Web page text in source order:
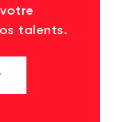
talents.